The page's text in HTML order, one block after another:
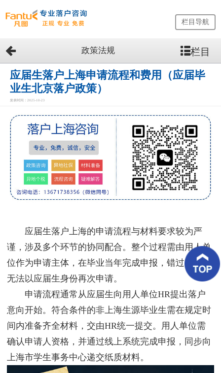
网
站
首
页
留
生
务
优
案
客
评
新
闻
资
讯
栏目导航
政策法规 栏目
应届生落户上海申请流程和费用（应届毕
业生北京落户政策）
发表时间：2025-10-23
应届生落户上海的申请流程与材料要求较为严
谨，涉及多个环节的协同配合。整个过程需由用人单
位作为申请主体，在毕业当年完成申报，错过窗口将
无法以应届生身份再次申请。
申请流程通常从应届生向用人单位HR提出落户
意向开始。符合条件的非上海生源毕业生需在规定时
间内准备齐全材料，交由HR统一提交。用人单位需
确认申请人资格，并通过线上系统完成申报，同步向
上海市学生事务中心递交纸质材料。